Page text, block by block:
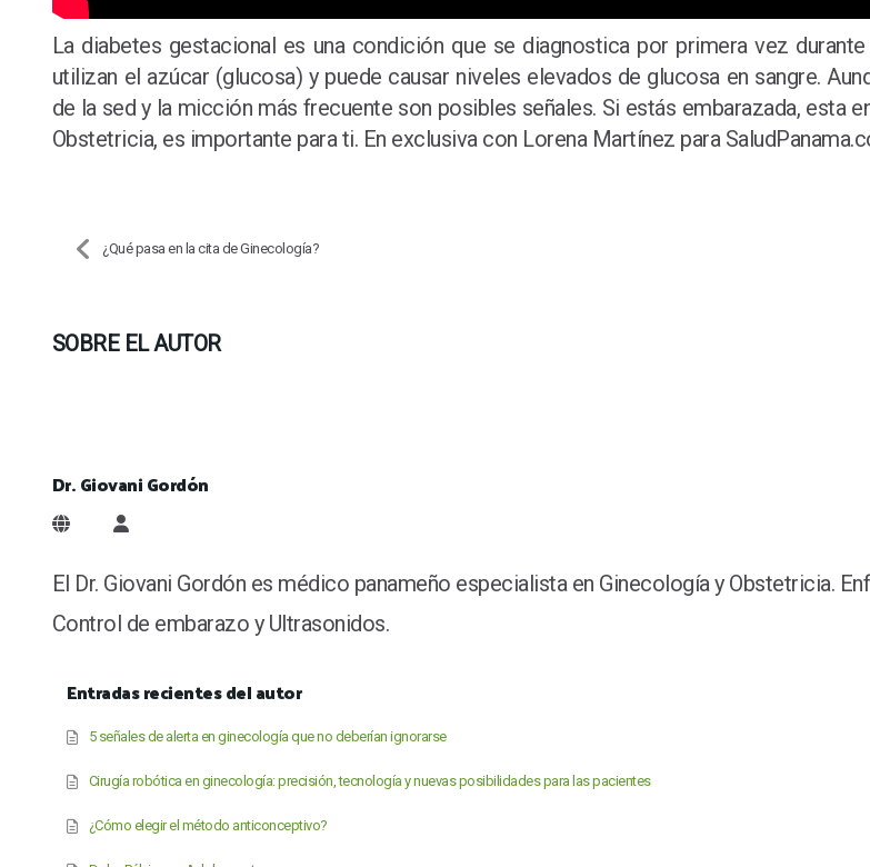
La diabetes gestacional es una condición que se diagnostica por primera vez
utilizan el azúcar (glucosa) y puede causar niveles elevados de glucosa en sangre.
de la sed y la micción más frecuente son posibles señales. Si estás embarazada, esta
Obstetricia, es importante para ti. En exclusiva con Lorena Martínez para
¿Qué pasa en la cita de Ginecología?
SOBRE EL AUTOR
Dr. Giovani Gordón
Dr. Giovani Gordón
El Dr. Giovani Gordón es médico panameño especialista en Ginecología y Obstetricia.
Control de embarazo y Ultrasonidos.
Entradas recientes del autor
5 señales de alerta en ginecología que no deberían ignorarse
Cirugía robótica en ginecología: precisión, tecnología y nuevas posibilidades para las pacientes
¿Cómo elegir el método anticonceptivo?